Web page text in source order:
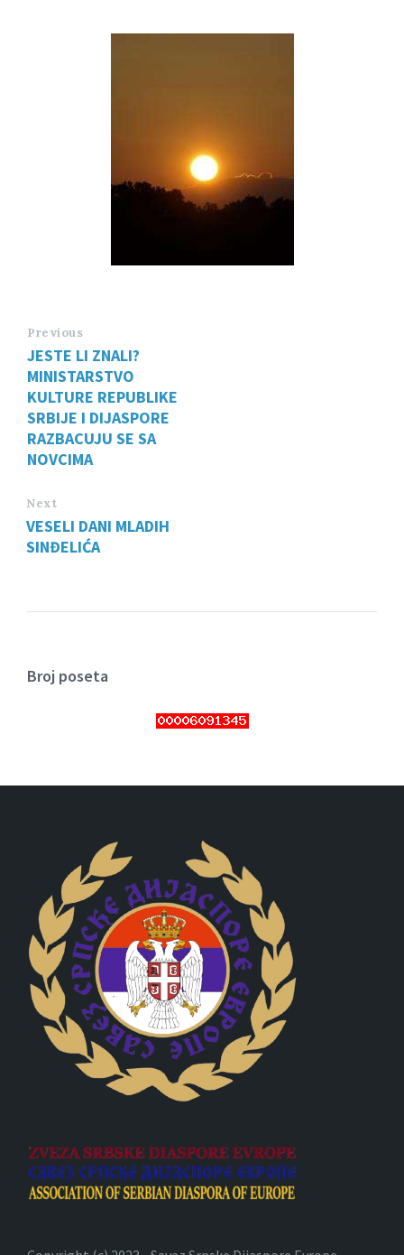
Previous
JESTE LI ZNALI?
MINISTARSTVO
KULTURE REPUBLIKE
SRBIJE I DIJASPORE
RAZBACUJU SE SA
NOVCIMA
Next
VESELI DANI MLADIH
SINĐELIĆA
Broj poseta